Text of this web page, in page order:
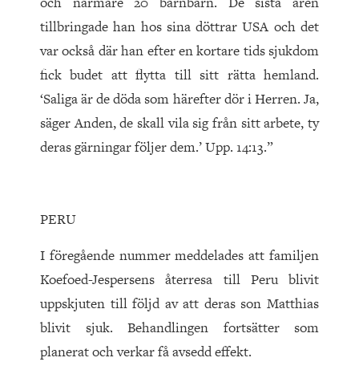
tillbringade han hos sina döttrar USA och det
var också där han efter en kortare tids sjukdom
fick budet att flytta till sitt rätta hemland.
‘Saliga är de döda som härefter dör i Herren. Ja,
säger Anden, de skall vila sig från sitt arbete, ty
deras gärningar följer dem.’ Upp. 14:13.”
PERU
I föregående nummer meddelades att familjen
Koefoed-Jespersens återresa till Peru blivit
uppskjuten till följd av att deras son Matthias
blivit sjuk. Behandlingen fortsätter som
planerat och verkar få avsedd effekt.